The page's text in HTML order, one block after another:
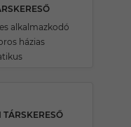
alkalmazkodó
házias